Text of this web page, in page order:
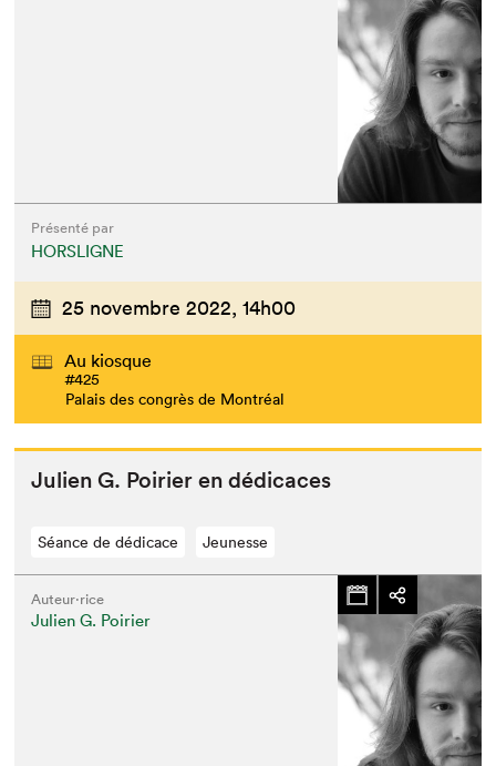
Présenté par
HORSLIGNE
25 novembre 2022, 14h00
Au kiosque
#425
Palais des congrès de Montréal
Julien G. Poiri­er en dédicaces
Séance de dédicace Jeunesse
Auteur·rice
Julien G. Poirier